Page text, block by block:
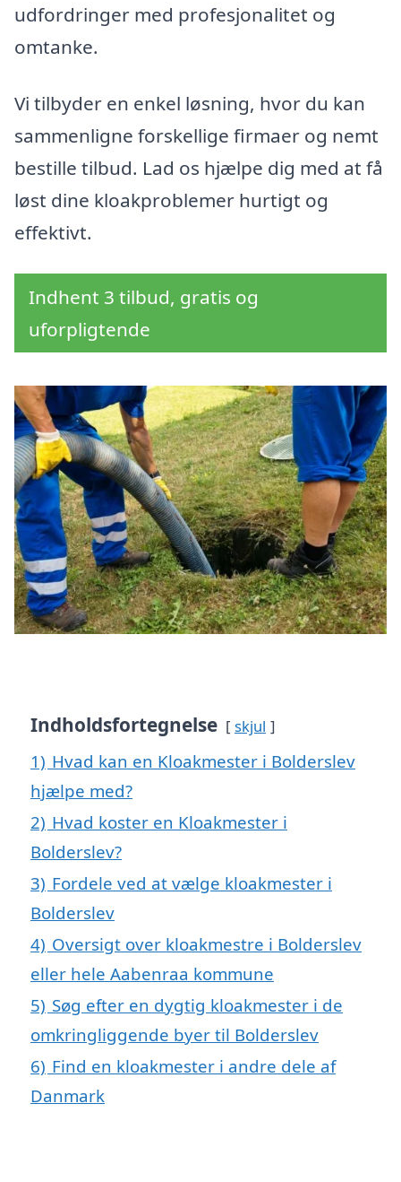
udfordringer med profesjonalitet og
omtanke.
Vi tilbyder en enkel løsning, hvor du kan
sammenligne forskellige firmaer og nemt
bestille tilbud. Lad os hjælpe dig med at få
løst dine kloakproblemer hurtigt og
effektivt.
Indhent 3 tilbud, gratis og
uforpligtende
Indholdsfortegnelse skjul
1) Hvad kan en Kloakmester i Bolderslev
hjælpe med?
2) Hvad koster en Kloakmester i
Bolderslev?
3) Fordele ved at vælge kloakmester i
Bolderslev
4) Oversigt over kloakmestre i Bolderslev
eller hele Aabenraa kommune
5) Søg efter en dygtig kloakmester i de
omkringliggende byer til Bolderslev
6) Find en kloakmester i andre dele af
Danmark